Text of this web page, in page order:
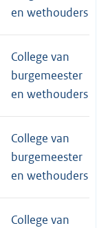
en wethouders
College van
burgemeester
en wethouders
College van
burgemeester
en wethouders
College van